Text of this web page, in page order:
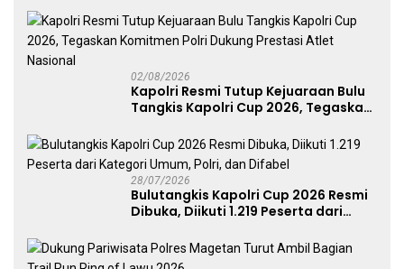
02/08/2026
Kapolri Resmi Tutup Kejuaraan Bulu
Tangkis Kapolri Cup 2026, Tegaskan
Atlet Nasional
28/07/2026
Bulutangkis Kapolri Cup 2026 Resmi
Dibuka, Diikuti 1.219 Peserta dari